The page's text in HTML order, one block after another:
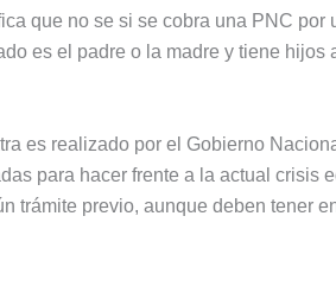
que no se si se cobra una PNC
es el padre o la madre y tiene
es realizado por el Gobierno
para hacer frente a la actual crisis
trámite previo, aunque deben tener